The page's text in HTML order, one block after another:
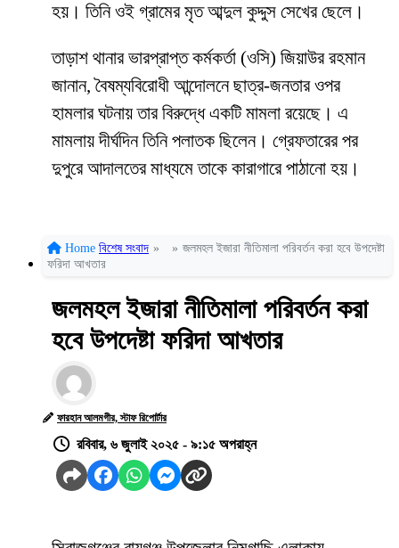
হয়। তিনি ওই গ্রামের মৃত আব্দুল কুদ্দুস সেখের ছেলে।
তাড়াশ থানার ভারপ্রাপ্ত কর্মকর্তা (ওসি) জিয়াউর রহমান
জানান, বৈষম্যবিরোধী আন্দোলনে ছাত্র-জনতার ওপর
হামলার ঘটনায় তার বিরুদ্ধে একটি মামলা রয়েছে। এ
মামলায় দীর্ঘদিন তিনি পলাতক ছিলেন। গ্রেফতারের পর
দুপুরে আদালতের মাধ্যমে তাকে কারাগারে পাঠানো হয়।
Home বিশেষ সংবাদ » » জলমহল ইজারা নীতিমালা পরিবর্তন করা হবে উপদেষ্টা
ফরিদা আখতার
জলমহল ইজারা নীতিমালা পরিবর্তন করা
হবে উপদেষ্টা ফরিদা আখতার
ফারহান আলমগীর, স্টাফ রিপোর্টার
রবিবার, ৬ জুলাই ২০২৫ - ৯:১৫ অপরাহ্ন